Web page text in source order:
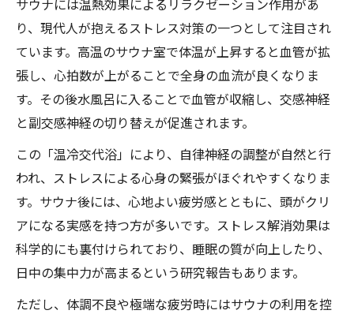
サウナには温熱効果によるリラクゼーション作用があ
り、現代人が抱えるストレス対策の一つとして注目され
ています。高温のサウナ室で体温が上昇すると血管が拡
張し、心拍数が上がることで全身の血流が良くなりま
す。その後水風呂に入ることで血管が収縮し、交感神経
と副交感神経の切り替えが促進されます。
この「温冷交代浴」により、自律神経の調整が自然と行
われ、ストレスによる心身の緊張がほぐれやすくなりま
す。サウナ後には、心地よい疲労感とともに、頭がクリ
アになる実感を持つ方が多いです。ストレス解消効果は
科学的にも裏付けられており、睡眠の質が向上したり、
日中の集中力が高まるという研究報告もあります。
ただし、体調不良や極端な疲労時にはサウナの利用を控